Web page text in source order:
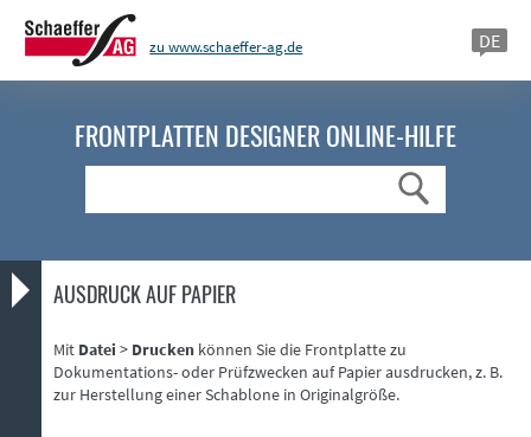
zu www.schaeffer-ag.de DE
FRONTPLATTEN DESIGNERONLINE-HILFE
AUSDRUCK AUF PAPIER
Mit Datei > Drucken können Sie die Frontplatte zu
Dokumentations- oder Prüfzwecken auf Papier ausdrucken, z. B.
zur Herstellung einer Schablone in Originalgröße.